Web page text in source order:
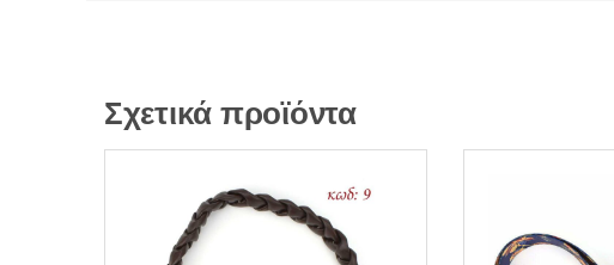
Σχετικά προϊόντα